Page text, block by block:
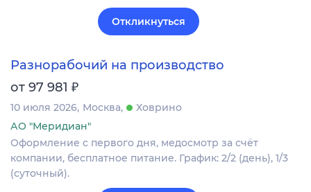
Откликнуться
Разнорабочий на производство
от 97 981 ₽
10 июля 2026 Москва
Ховрино
АО "Меридиан"
Оформление c первого дня, медосмотр за счёт
компании, бесплатное питание. График: 2/2 (день), 1/3
(суточный).